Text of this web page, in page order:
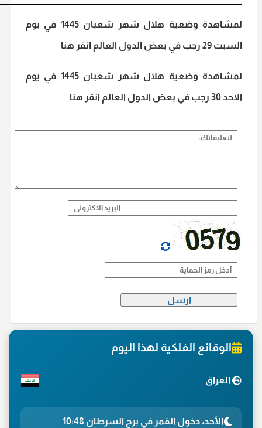
لمشاهدة وضعية هلال شهر شعبان 1445 في يوم
السبت 29 رجب في بعض الدول العالم انقر هنا
لمشاهدة وضعية هلال شهر شعبان 1445 في يوم
الاحد 30 رجب في بعض الدول العالم انقر هنا
الوقائع الفلكية لهذا اليوم
العراق
الأحد، دخول القمر في برج السرطان 10:48